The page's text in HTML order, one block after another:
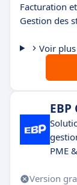
Facturation
Gestion des
Voir
PME
Version